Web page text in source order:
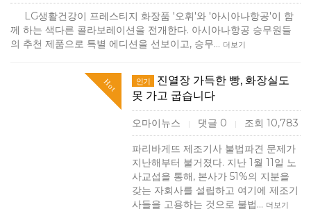
LG생활건강이 프레스티지 화장품 '오휘'와 '아시아나항공'이 함
께 하는 색다른 콜라보레이션을 전개한다. 아시아나항공 승무원들
의 추천 제품으로 특별 에디션을 선보이고, 승무… 더보기
Hot 인기
진열장 가득한 빵, 화장실도
못 가고 굽습니다
오마이뉴스 | 댓글 0 | 조회 10,783
파리바게뜨 제조기사 불법파견 문제가
지난해부터 불거졌다. 지난 1월 11일 노
사교섭을 통해, 본사가 51%의 지분을
갖는 자회사를 설립하고 여기에 제조기
사들을 고용하는 것으로 불법… 더보기